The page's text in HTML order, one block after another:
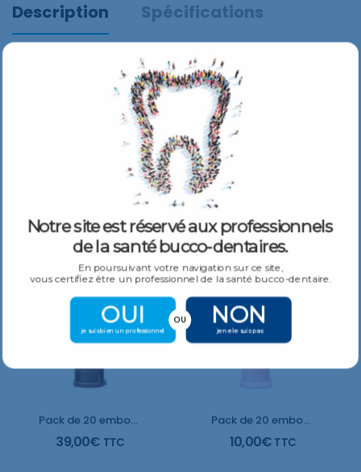
Description
Spécifications
Pack de 20 embouts Automix – Utiliser avec Tuff-Temp plus 50
Produits Similaires
Pack de 20 embouts Automix directionnels Colibri™ 20 ga – transparent
39,00€ TTC
Pack de 20 embouts courbés, 20 G – Rose – Utiliser avec Kool-Dam, Lime-Lite, Flo
10,00€ TTC
Notre site est réservé aux professionnels
de la santé bucco-dentaires.
En poursuivant votre navigation sur ce site,
vous certifiez être un professionnel de la santé bucco-dentaire.
OUI
je suis bien un professionnel
NON
je ne le suis pas
OU